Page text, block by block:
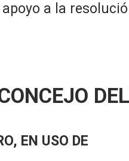
a la
EN USO DE